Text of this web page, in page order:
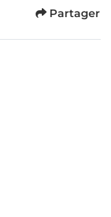
Partager